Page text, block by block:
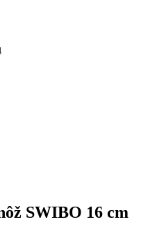
SWIBO 16 cm